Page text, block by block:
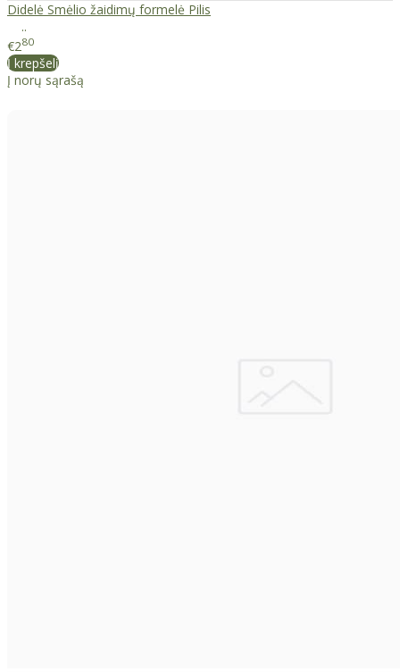
Didelė Smėlio žaidimų formelė Pilis
..
€280
Į krepšelį
Į norų sąrašą